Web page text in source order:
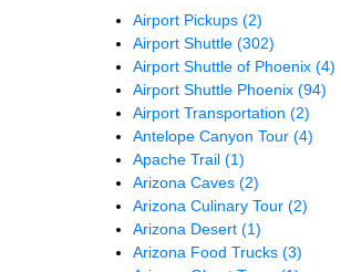
Airport Pickups (2)
Airport Shuttle (302)
Airport Shuttle of Phoenix (4)
Airport Shuttle Phoenix (94)
Airport Transportation (2)
Antelope Canyon Tour (4)
Apache Trail (1)
Arizona Caves (2)
Arizona Culinary Tour (2)
Arizona Desert (1)
Arizona Food Trucks (3)